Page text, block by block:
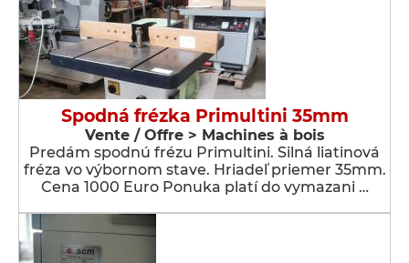
Spodná frézka Primultini 35mm
Vente / Offre > Machines à bois
Predám spodnú frézu Primultini. Silná liatinová
fréza vo výbornom stave. Hriadeľ priemer 35mm.
Cena 1000 Euro Ponuka platí do vymazani …